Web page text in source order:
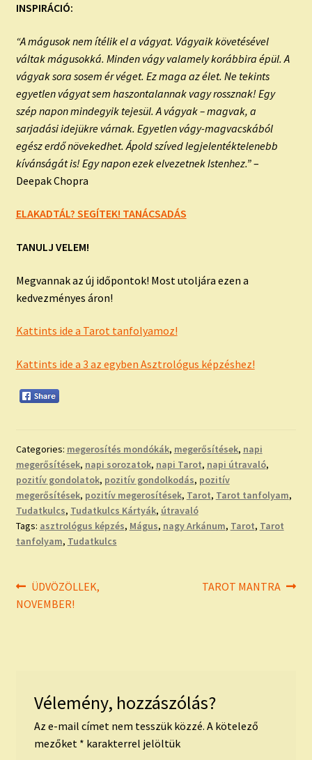
INSPIRÁCIÓ:
“A mágusok nem ítélik el a vágyat. Vágyaik követésével
váltak mágusokká. Minden vágy valamely korábbira épül. A
vágyak sora sosem ér véget. Ez maga az élet. Ne tekints
egyetlen vágyat sem haszontalannak vagy rossznak! Egy
szép napon mindegyik tejesül. A vágyak – magvak, a
sarjadási idejükre várnak. Egyetlen vágy-magvacskából
egész erdő növekedhet. Ápold szíved legjelentéktelenebb
kívánságát is! Egy napon ezek elvezetnek Istenhez.”–
Deepak Chopra
ELAKADTÁL? SEGÍTEK! TANÁCSADÁS
TANULJ VELEM!
Megvannak az új időpontok! Most utoljára ezen a
kedvezményes áron!
Kattints ide a Tarot tanfolyamoz!
Kattints ide a 3 az egyben Asztrológus képzéshez!
Categories: megerosítés mondókák, megerősítések, napi
megerősítések, napi sorozatok, napi Tarot, napi útravaló,
pozitív gondolatok, pozitív gondolkodás, pozitív
megerősítések, pozitív megerosítések, Tarot, Tarot tanfolyam,
Tudatkulcs, Tudatkulcs Kártyák, útravaló
Tags: asztrológus képzés, Mágus, nagy Arkánum, Tarot, Tarot
tanfolyam, Tudatkulcs
Bejegyzés
navigáció
Previous
post:
ÜDVÖZÖLLEK,
NOVEMBER!
Next
TAROT MANTRA
Vélemény, hozzászólás?
Az e-mail címet nem tesszük közzé. A kötelező
mezőket * karakterrel jelöltük